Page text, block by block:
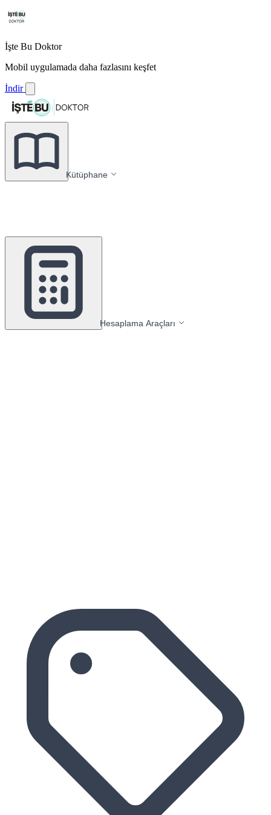
İşte Bu Doktor
Mobil uygulamada daha fazlasını keşfet
İndir
Kütüphane
Hesaplama Araçları